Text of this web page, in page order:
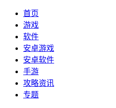
首页
游戏
软件
安卓游戏
安卓软件
手游
攻略资讯
专题